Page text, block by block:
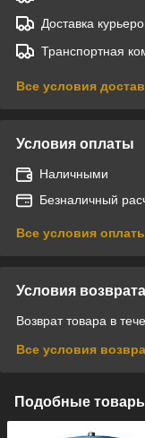
Доставка
Транспортная
Все условия
Условия оплаты
Наличными
Безналичный
Все условия
Условия возврата
Возврат товара в
Все условия
Подобные